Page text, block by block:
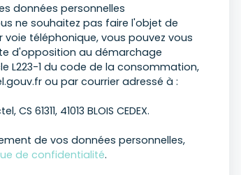
données personnelles
ne souhaitez pas faire l'objet de
téléphonique, vous pouvez vous
d'opposition au démarchage
L223-1 du code de la consommation,
ou par courrier adressé à :
61311, 41013 BLOIS CEDEX.
de vos données personnelles,
de confidentialité.